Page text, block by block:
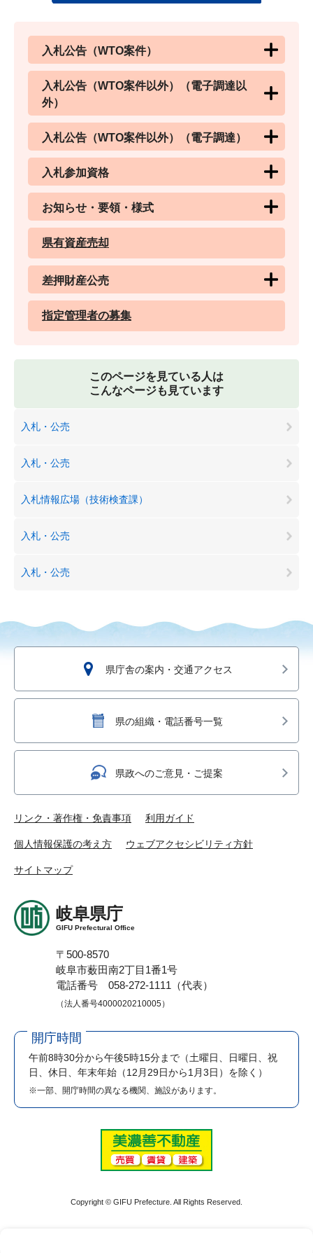
入札公告（WTO案件）
入札公告（WTO案件以外）（電子調達以
外）
入札公告（WTO案件以外）（電子調達）
入札参加資格
お知らせ・要領・様式
県有資産売却
差押財産公売
指定管理者の募集
このページを見ている人は
こんなページも見ています
入札・公売
入札・公売
入札情報広場（技術検査課）
入札・公売
入札・公売
県庁舎の案内・交通アクセス
県の組織・電話番号一覧
県政へのご意見・ご提案
リンク・著作権・免責事項 利用ガイド
個人情報保護の考え方 ウェブアクセシビリティ方針
サイトマップ
岐阜県庁
GIFU Prefectural Office
〒500-8570
岐阜市薮田南2丁目1番1号
電話番号 058-272-1111（代表）
（法人番号4000020210005）
開庁時間
午前8時30分から午後5時15分まで （土曜日、日曜日、祝
日、休日、年末年始（12月29日から1月3日）を除く）
※一部、開庁時間の異なる機関、施設があります。
Copyright © GIFU Prefecture. All Rights Reserved.